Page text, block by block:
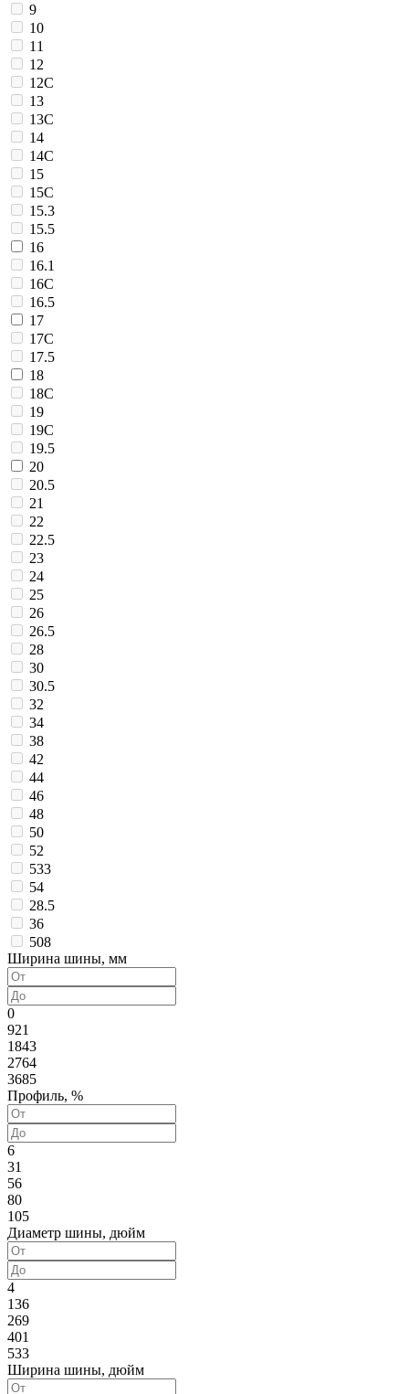
9
10
11
12
12C
13
13C
14
14C
15
15C
15.3
15.5
16
16.1
16C
16.5
17
17C
17.5
18
18C
19
19C
19.5
20
20.5
21
22
22.5
23
24
25
26
26.5
28
30
30.5
32
34
38
42
44
46
48
50
52
533
54
28.5
36
508
Ширина шины, мм
0
921
1843
2764
3685
Профиль, %
6
31
56
80
105
Диаметр шины, дюйм
4
136
269
401
533
Ширина шины, дюйм